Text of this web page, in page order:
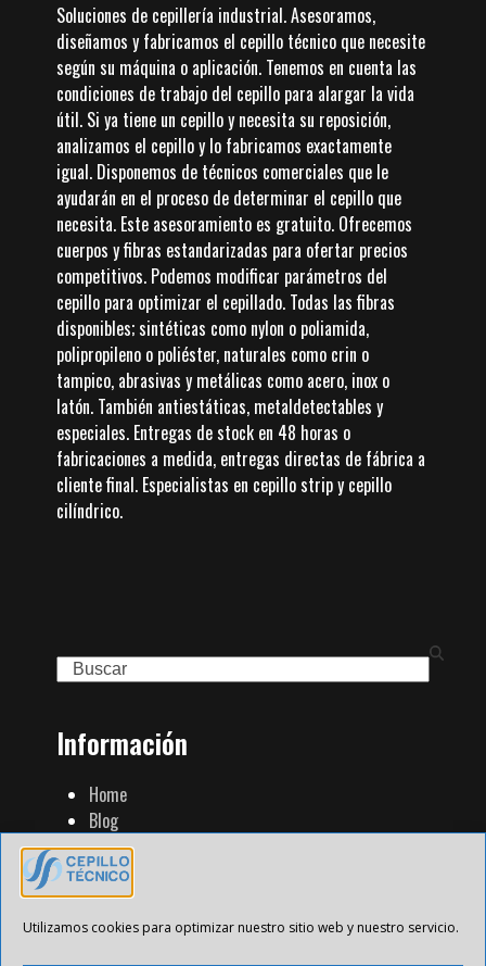
Utilizamos cookies para optimizar nuestro sitio web y nuestro servicio.
Soluciones de cepillería industrial. Asesoramos,
diseñamos y fabricamos el cepillo técnico que necesite
según su máquina o aplicación. Tenemos en cuenta las
condiciones de trabajo del cepillo para alargar la vida
útil. Si ya tiene un cepillo y necesita su reposición,
analizamos el cepillo y lo fabricamos exactamente
igual. Disponemos de técnicos comerciales que le
ayudarán en el proceso de determinar el cepillo que
necesita. Este asesoramiento es gratuito. Ofrecemos
cuerpos y fibras estandarizadas para ofertar precios
competitivos. Podemos modificar parámetros del
cepillo para optimizar el cepillado. Todas las fibras
disponibles; sintéticas como nylon o poliamida,
polipropileno o poliéster, naturales como crin o
tampico, abrasivas y metálicas como acero, inox o
latón. También antiestáticas, metaldetectables y
especiales. Entregas de stock en 48 horas o
fabricaciones a medida, entregas directas de fábrica a
cliente final. Especialistas en cepillo strip y cepillo
cilíndrico.
Search
Información
Home
Blog
Familia de Productos
Contacto
Tienda Strip
Aviso Legal